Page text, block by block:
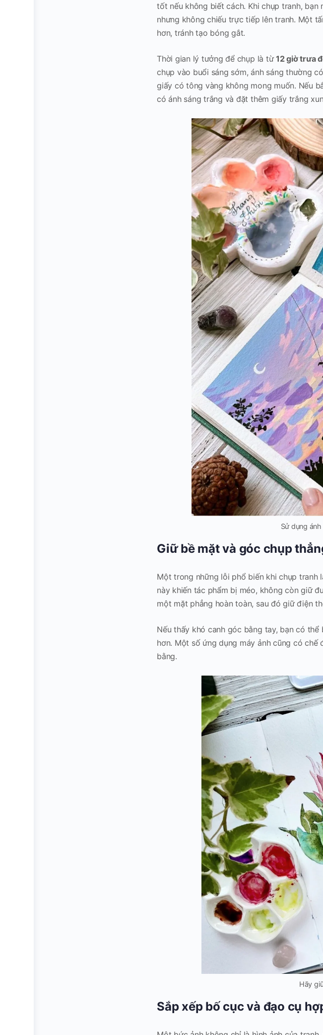
tốt nếu không biết cách. Khi chụp tranh,
nhưng không chiếu trực tiếp lên tranh. Một
hơn, tránh tạo bóng gắt.
Thời gian lý tưởng để chụp là từ12 giờ trưa
chụp vào buổi sáng sớm, ánh sáng thường
giấy có tông vàng không mong muốn. Nếu
có ánh sáng trắng và đặt thêm giấy trắng
Sử dụng
Giữ bề mặt và góc chụp
Một trong những lỗi phổ biến khi chụp
này khiến tác phẩm bị méo, không còn giữ
một mặt phẳng hoàn toàn, sau đó giữ điện
Nếu thấy khó canh góc bằng tay, bạn có
hơn. Một số ứng dụng máy ảnh cũng có
bằng.
Hãy
Sắp xếp bố cục và đạo cụ